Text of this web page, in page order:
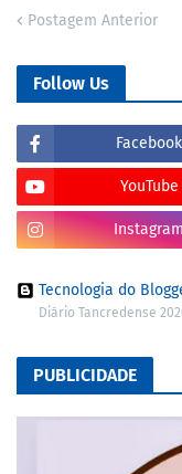
Postagem Anterior
Follow Us
Facebook
YouTube
Tecnologia do
Diário Tancredense
PUBLICIDADE